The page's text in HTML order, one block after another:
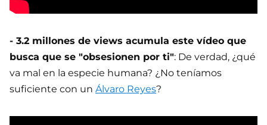
- 3.2 millones de views acumula este vídeo que
busca que se "obsesionen por ti": De verdad, ¿qué
va mal en la especie humana? ¿No teníamos
suficiente con un Álvaro Reyes?